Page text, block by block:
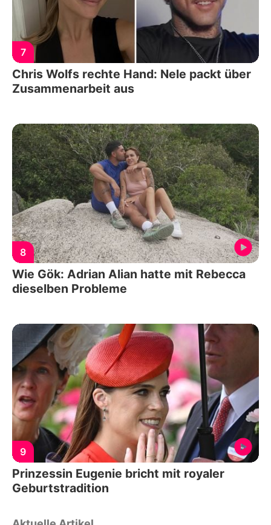
7
Chris Wolfs rechte Hand: Nele packt über
Zusammenarbeit aus
8
Wie Gök: Adrian Alian hatte mit Rebecca
dieselben Probleme
9
Prinzessin Eugenie bricht mit royaler
Geburtstradition